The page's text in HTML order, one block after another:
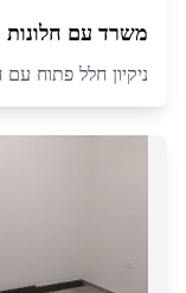
משרד עם חלונות
ניקיון חלל פתוח